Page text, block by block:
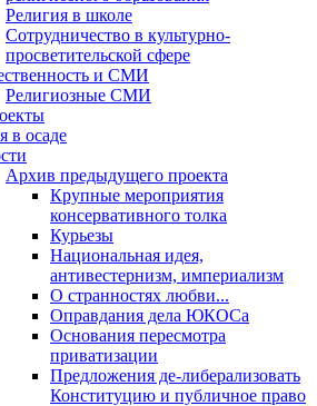
Религия в школе
Сотрудничество в культурно-
просветительской сфере
и СМИ
Религиозные СМИ
в осаде
Архив предыдущего проекта
Крупные мероприятия
консервативного толка
Курьезы
Национальная идея,
антивестернизм, империализм
О странностях любви...
Оправдания дела ЮКОСа
Основания пересмотра
приватизации
Предложения де-либерализовать
Конституцию и публичное право